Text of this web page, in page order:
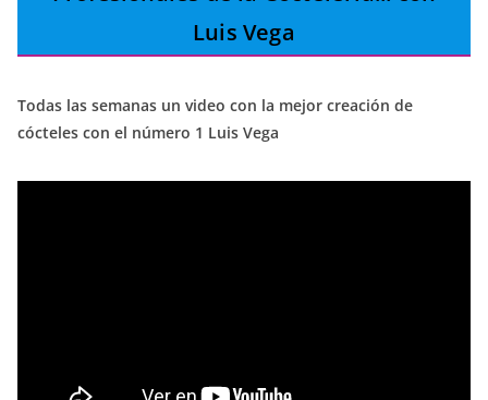
Luis Vega
Todas las semanas un video con la mejor creación de
cócteles con el número 1 Luis Vega